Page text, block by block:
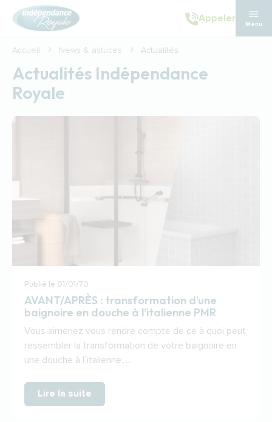
Aller au contenu principal
Appeler
Menu
Accueil News & astuces Actualités
Actualités Indépendance
Royale
Publié le 01/01/70
AVANT/APRÈS : transformation d’une
baignoire en douche à l’italienne PMR
Vous aimeriez vous rendre compte de ce à quoi peut
ressembler la transformation de votre baignoire en
une douche à l’italienne…
Lire la suite